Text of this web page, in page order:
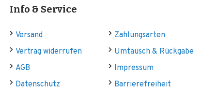
Info & Service
Versand
Zahlungsarten
Vertrag widerrufen
Umtausch & Rückgabe
AGB
Impressum
Datenschutz
Barrierefreiheit